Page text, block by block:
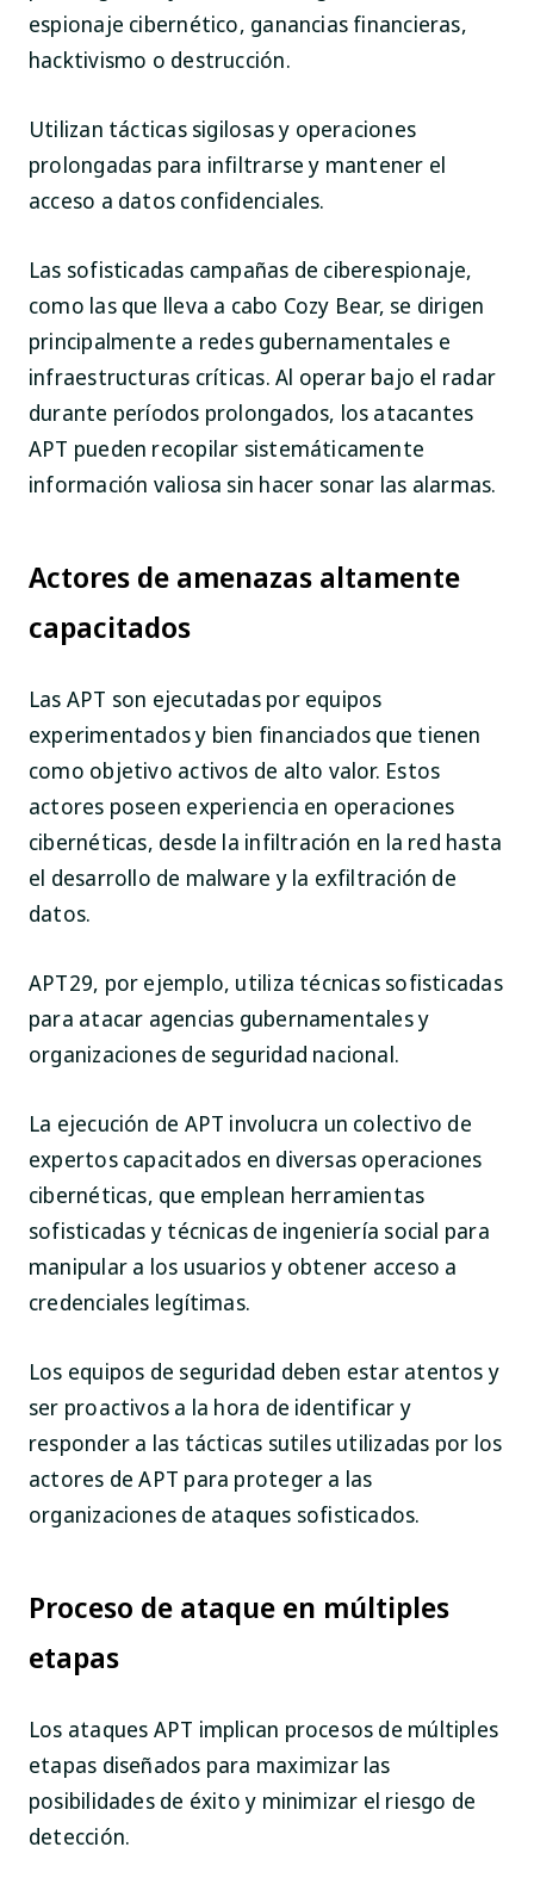
espionaje cibernético, ganancias financieras,
hacktivismo o destrucción.
Utilizan tácticas sigilosas y operaciones
prolongadas para infiltrarse y mantener el
acceso a datos confidenciales.
Las sofisticadas campañas de ciberespionaje,
como las que lleva a cabo Cozy Bear, se dirigen
principalmente a redes gubernamentales e
infraestructuras críticas. Al operar bajo el radar
durante períodos prolongados, los atacantes
APT pueden recopilar sistemáticamente
información valiosa sin hacer sonar las alarmas.
Actores de amenazas altamente
capacitados
Las APT son ejecutadas por equipos
experimentados y bien financiados que tienen
como objetivo activos de alto valor. Estos
actores poseen experiencia en operaciones
cibernéticas, desde la infiltración en la red hasta
el desarrollo de malware y la exfiltración de
datos.
APT29, por ejemplo, utiliza técnicas sofisticadas
para atacar agencias gubernamentales y
organizaciones de seguridad nacional.
La ejecución de APT involucra un colectivo de
expertos capacitados en diversas operaciones
cibernéticas, que emplean herramientas
sofisticadas y técnicas de ingeniería social para
manipular a los usuarios y obtener acceso a
credenciales legítimas.
Los equipos de seguridad deben estar atentos y
ser proactivos a la hora de identificar y
responder a las tácticas sutiles utilizadas por los
actores de APT para proteger a las
organizaciones de ataques sofisticados.
Proceso de ataque en múltiples
etapas
Los ataques APT implican procesos de múltiples
etapas diseñados para maximizar las
posibilidades de éxito y minimizar el riesgo de
detección.